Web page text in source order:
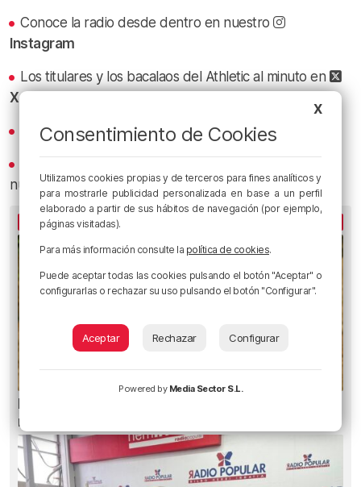
Conoce la radio desde dentro en nuestro
Instagram
Los titulares y los bacalaos del Athletic al minuto en
X
Revive los mejores bacalaos enYouTube
nuestras noticias en nuestro
canal de Telegram
LO MÁS ESCUCHADO
El aviso de los pediatras ante el eclipse: una
mirada puede causar daños irreversibles
X
Consentimiento de Cookies
Utilizamos cookies propias y de terceros para fines analíticos y
para mostrarle publicidad personalizada en base a un perfil
elaborado a partir de sus hábitos de navegación (por ejemplo,
páginas visitadas).
Para más información consulte la política de cookies.
Puede aceptar todas las cookies pulsando el botón "Aceptar" o
configurarlas o rechazar su uso pulsando el botón "Configurar".
Aceptar Rechazar Configurar
Powered by Media Sector S.L.